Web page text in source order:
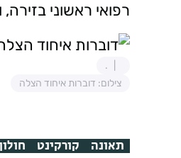
רפואי ראשוני
.
צילום: דוברות איחוד הצלה
תאונה קורקינט